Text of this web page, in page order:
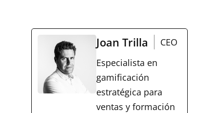
Joan Trilla
CEO
Especialista en
gamificación
estratégica para
ventas y formación